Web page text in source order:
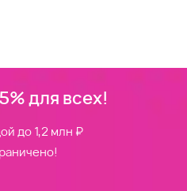
для всех!
до 1,2 млн ₽